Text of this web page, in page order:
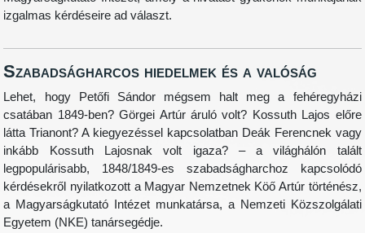
izgalmas kérdéseire ad választ.
Szabadságharcos hiedelmek és a valóság
Lehet, hogy Petőfi Sándor mégsem halt meg a fehéregyházi
csatában 1849-ben? Görgei Artúr áruló volt? Kossuth Lajos előre
látta Trianont? A kiegyezéssel kapcsolatban Deák Ferencnek vagy
inkább Kossuth Lajosnak volt igaza? – a világhálón talált
legpopulárisabb, 1848/1849-es szabadságharchoz kapcsolódó
kérdésekről nyilatkozott a Magyar Nemzetnek Köő Artúr történész,
a Magyarságkutató Intézet munkatársa, a Nemzeti Közszolgálati
Egyetem (NKE) tanársegédje.